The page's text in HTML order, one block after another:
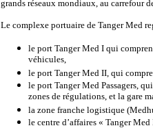
grands réseaux mondiaux, au carrefour
Le complexe portuaire de Tanger Med
le port Tanger Med I qui
véhicules,
le port Tanger Med II, qui
le port Tanger Med Passagers,
zones de régulations, et la gare
la zone franche logistique
le centre d’affaires « Tanger